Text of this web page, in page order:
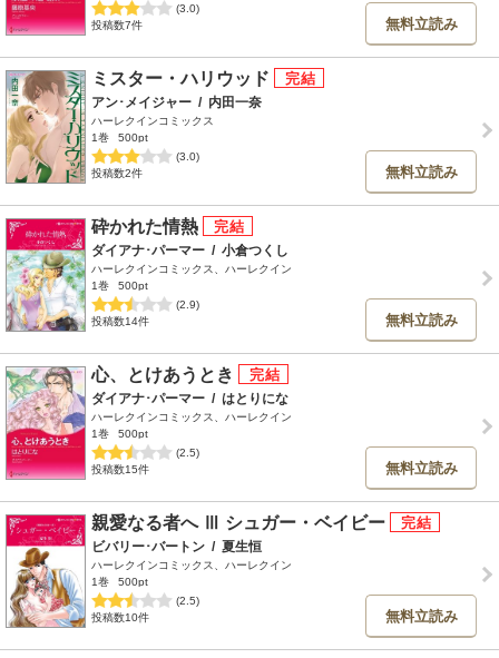
(3.0)
投稿数7件
無料立読み
ミスター・ハリウッド
アン･メイジャー / 内田一奈
ハーレクインコミックス
1巻
500pt
(3.0)
投稿数2件
無料立読み
砕かれた情熱
ダイアナ･パーマー / 小倉つくし
ハーレクインコミックス、ハーレクイン
1巻
500pt
(2.9)
投稿数14件
無料立読み
心、とけあうとき
ダイアナ･パーマー / はとりにな
ハーレクインコミックス、ハーレクイン
1巻
500pt
(2.5)
投稿数15件
無料立読み
親愛なる者へ Ⅲ シュガー・ベイビー
ビバリー･バートン / 夏生恒
ハーレクインコミックス、ハーレクイン
1巻
500pt
(2.5)
投稿数10件
無料立読み